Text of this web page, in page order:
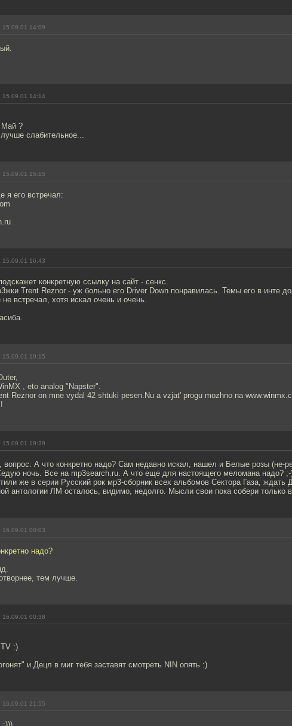
15.09.01 14:09
15.09.01 14:14
Май ?
слабительное...
15.09.01 15:15
я его встречал:
15.09.01 16:43
конкретную ссылку на сайт - сенкс.
Trent Reznor - уж больно его Driver Down понравилась. Темы его в инте
встречал, хотя искал очень и очень.
15.09.01 19:15
, eto analog "Napster".
Reznor on mne vydal 42 shtuki pesen.Nu a vzjat' progu mozhno na
15.09.01 19:39
вопрос: А что конкретно надо? Сам недавно искал, нашел и Белые розы (не-
ночь. Все на mp3search.ru. А что еще для настоящего меломана надо? ;-
же в серии Русский рок мр3-сборник всех альбомов Сектора Газа, ждать
антологии ЛМ осталось, видимо, недолго. Мысли свои пока собери только
16.09.01 00:03
надо?
тем лучше.
16.09.01 00:38
:)
и Децл в миг тебя заставят смотреть NIN опять :)
16.09.01 21:55